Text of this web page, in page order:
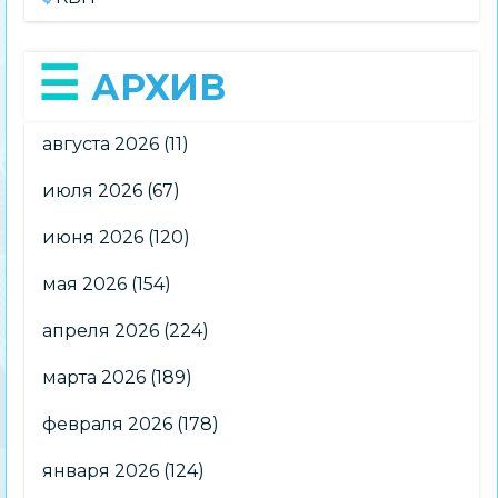
АРХИВ
августа 2026 (11)
июля 2026 (67)
июня 2026 (120)
мая 2026 (154)
апреля 2026 (224)
марта 2026 (189)
февраля 2026 (178)
января 2026 (124)